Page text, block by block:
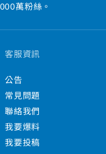
萬粉絲。
客服資訊
公告
常見問題
聯絡我們
我要爆料
我要投稿